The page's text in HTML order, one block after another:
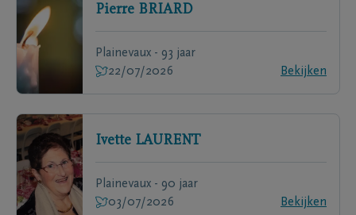
Pierre BRIARD
Plainevaux - 93 jaar
22/07/2026
Bekijken
Ivette LAURENT
Plainevaux - 90 jaar
03/07/2026
Bekijken